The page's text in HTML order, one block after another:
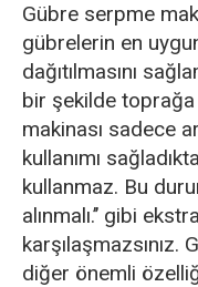
Gübre serpme
gübrelerin en
dağıtılmasını
bir şekilde
makinası sadece
kullanımı
kullanmaz. Bu
alınmalı.’’ gibi
karşılaşmazsınız.
diğer önemli